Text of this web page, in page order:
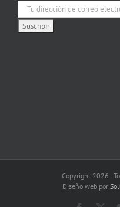
Copyright 2026 -
Diseño web por